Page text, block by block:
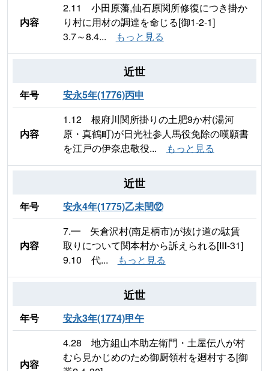
内容
2.11 小田原藩,仙石原関所修復につき掛か
り村に用材の調達を命じる[御1-2-1]
3.7～8.4...
もっと見る
近世
年号 安永5年(1776)丙申
内容
1.12 根府川関所掛りの土肥9か村(湯河
原・真鶴町)が日光社参人馬役免除の嘆願書
を江戸の伊奈忠敬役...
もっと見る
近世
年号 安永4年(1775)乙未閏⑫
内容
7.━ 矢倉沢村(南足柄市)が抜け道の駄賃
取りについて関本村から訴えられる[Ⅲ-31]
9.10 代...
もっと見る
近世
年号 安永3年(1774)甲午
内容
4.28 地方組山本助左衛門・土屋伝八が村
むら見かじめのため御厨領村を廻村する[御